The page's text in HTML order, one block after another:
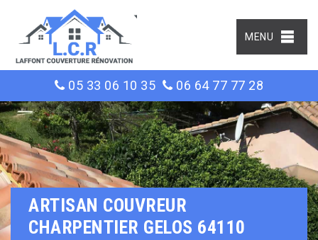
MENU
05 33 06 10 35 06 64 77 77 28
ARTISAN COUVREUR
CHARPENTIER GELOS 64110